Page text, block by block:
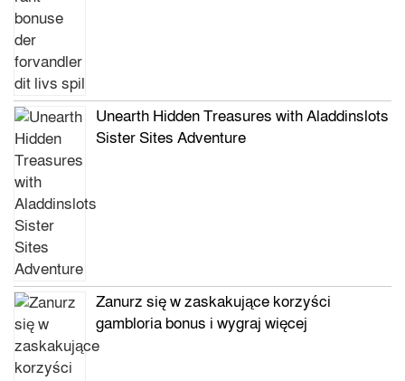
Unearth Hidden Treasures with Aladdinslots
Sister Sites Adventure
Zanurz się w zaskakujące korzyści
gambloria bonus i wygraj więcej